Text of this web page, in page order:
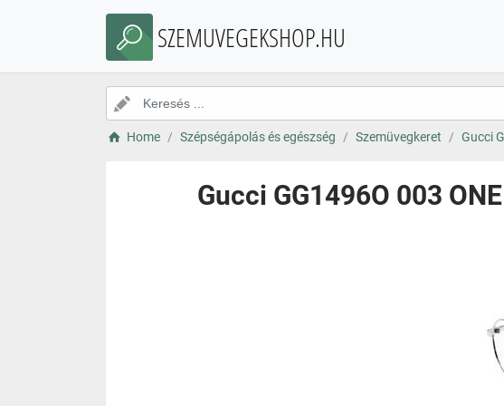
SZEMUVEGEKSHOP.HU
Home Szépségápolás és egészség Szemüvegkeret Gucci
Gucci GG1496O 003